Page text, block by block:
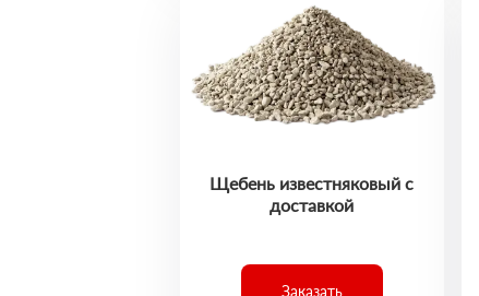
Щебень известняковый с
доставкой
Заказать